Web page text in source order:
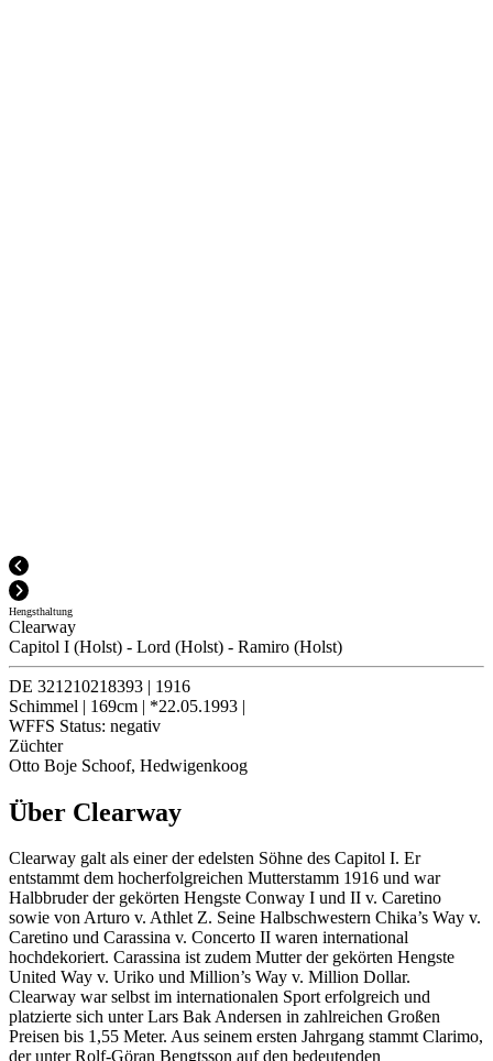
Hengsthaltung
Clearway
Capitol I (Holst) - Lord (Holst) - Ramiro (Holst)
DE 321210218393 | 1916
Schimmel | 169cm | *22.05.1993 |
WFFS Status: negativ
Züchter
Otto Boje Schoof, Hedwigenkoog
Über Clearway
Clearway galt als einer der edelsten Söhne des Capitol I. Er
entstammt dem hocherfolgreichen Mutterstamm 1916 und war
Halbbruder der gekörten Hengste Conway I und II v. Caretino
sowie von Arturo v. Athlet Z. Seine Halbschwestern Chika’s Way v.
Caretino und Carassina v. Concerto II waren international
hochdekoriert. Carassina ist zudem Mutter der gekörten Hengste
United Way v. Uriko und Million’s Way v. Million Dollar.
Clearway war selbst im internationalen Sport erfolgreich und
platzierte sich unter Lars Bak Andersen in zahlreichen Großen
Preisen bis 1,55 Meter. Aus seinem ersten Jahrgang stammt Clarimo,
der unter Rolf-Göran Bengtsson auf den bedeutenden